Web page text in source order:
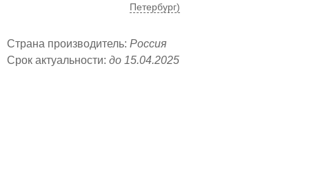
Петербург)
Страна производитель: Россия
Срок актуальности: до 15.04.2025